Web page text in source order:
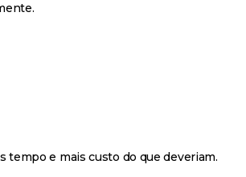
tempo e mais custo do que deveriam.